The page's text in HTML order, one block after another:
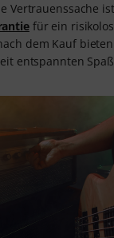
Vertrauenssache
für ein
dem Kauf
entspannten